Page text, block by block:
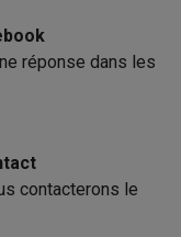
réponse dans les
contacterons le